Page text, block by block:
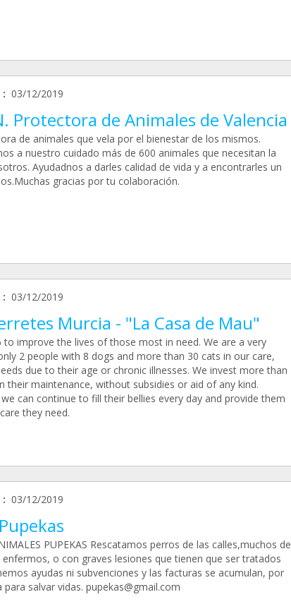
03/12/2019
Protectora de Animales de Valencia
de animales que vela por el bienestar de los mismos.
a nuestro cuidado más de 600 animales que necesitan la
Ayudadnos a darles calidad de vida y a encontrarles un
gracias por tu colaboración.
03/12/2019
Murcia - "La Casa de Mau"
to improve the lives of those most in need. We are a very
2 people with 8 dogs and more than 30 cats in our care,
due to their age or chronic illnesses. We invest more than
their maintenance, without subsidies or aid of any kind.
can continue to fill their bellies every day and provide them
they need.
03/12/2019
PUPEKAS Rescatamos perros de las calles,muchos de
o con graves lesiones que tienen que ser tratados
ayudas ni subvenciones y las facturas se acumulan, por
salvar vidas. pupekas@gmail.com